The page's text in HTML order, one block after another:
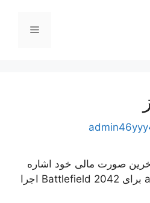
فهرست
آخرین صورت مالی خود اشاره
می کند که انتظارات av; j برای Battlefield 2042 اجرا